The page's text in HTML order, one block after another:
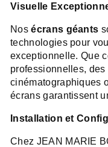
Visuelle
Nosécrans géants
technologies pour
exceptionnelle. Que
professionnelles,
cinématographiques
écrans garantissent
Installation et
Chez JEAN MARIE